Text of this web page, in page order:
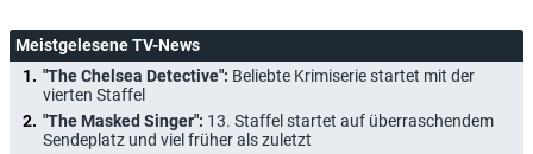
Meistgelesene TV-News
"The Chelsea Detective": Beliebte Krimiserie startet mit der
vierten Staffel
"The Masked Singer": 13. Staffel startet auf überraschendem
Sendeplatz und viel früher als zuletzt